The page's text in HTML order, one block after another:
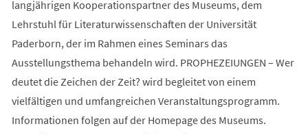
langjährigen Kooperationspartner des Museums, dem
Lehrstuhl für Literaturwissenschaften der Universität
Paderborn, der im Rahmen eines Seminars das
Ausstellungsthema behandeln wird. PROPHEZEIUNGEN – Wer
deutet die Zeichen der Zeit? wird begleitet von einem
vielfältigen und umfangreichen Veranstaltungsprogramm.
Informationen folgen auf der Homepage des Museums.